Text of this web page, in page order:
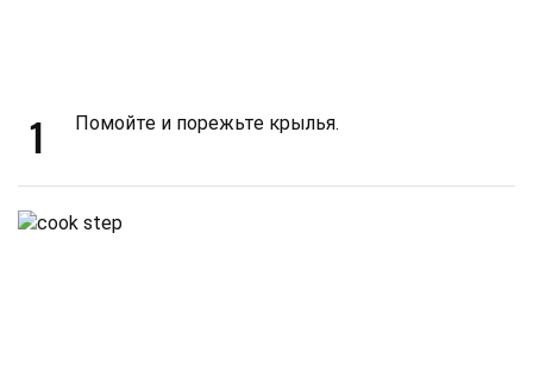
1 Помойте и порежьте крылья.